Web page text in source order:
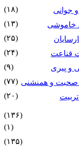
جوانى
(۱۸)
خاموشى
(۱۳)
(۲۵)
قناعت
(۲۴)
و پیرى
(۹)
صحبت و همنشنى (۷۷)
(۲۰)
(۱۳۶)
(۱)
(۱۳۵)